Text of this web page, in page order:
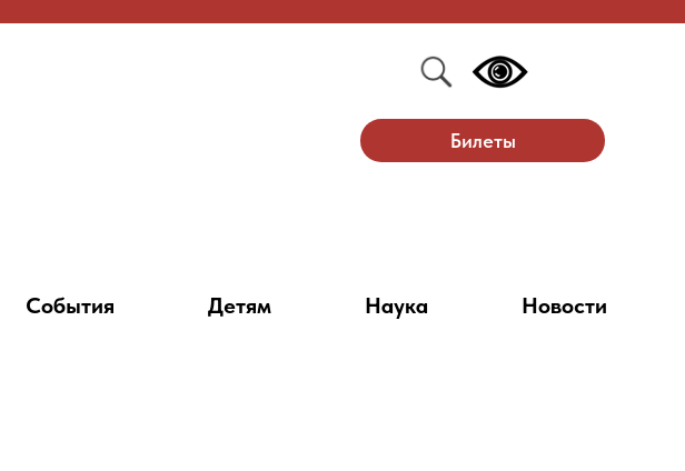
Билеты
События Детям Наука Новости